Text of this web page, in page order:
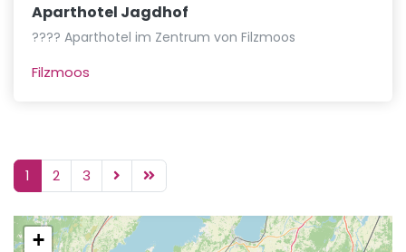
Aparthotel Jagdhof
???? Aparthotel im Zentrum von Filzmoos
Filzmoos
1 2 3
+